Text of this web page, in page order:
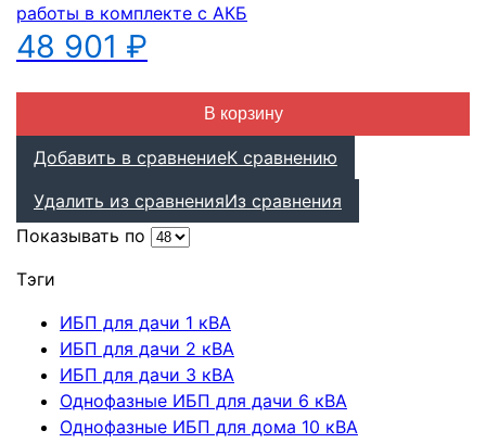
работы в комплекте с АКБ
48 901 ₽
В корзину
Добавить в сравнениеК сравнению
Удалить из сравненияИз сравнения
Показывать по
Тэги
ИБП для дачи 1 кВА
ИБП для дачи 2 кВА
ИБП для дачи 3 кВА
Однофазные ИБП для дачи 6 кВА
Однофазные ИБП для дома 10 кВА